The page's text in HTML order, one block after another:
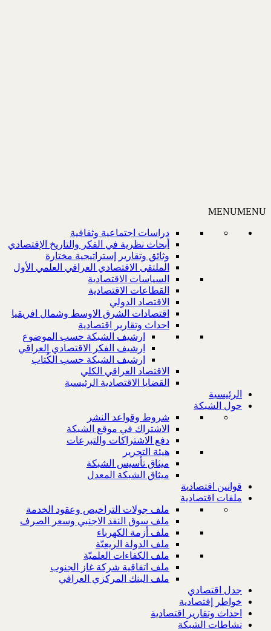
MENUMENU
دراسات اجتماعية وثقافية
أبحاث نظرية في الفكر والتاريخ الإقتصادي
وثائق وتقارير إستراتيجية مختارة
الملتقى الاقتصادي العراقي العلمي الأول
السياسات الاقتصادية
القطاعات الاقتصادية
الاقتصاد الدولي
اقتصادات الشرق الاوسط وشمال افريقيا
احداث وتقارير اقتصادية
ارشيف الشبكة حسب الموضوع
ارشيف الفكر الاقتصادي العراقي
ارشيف الشبكة حسب الكُتاب
الاقتصاد العراقي الكلي
القضايا الاقتصادية الرئيسية
الرئيسية
حول الشبكة
شروط وقواعد النشر
الاشتراك في موقع الشبكة
دفع الاشتراكات والتبرعات
هيئة التحرير
ميثاق تأسيس الشبكة
ميثاق الشبكة المعدل
قوانين اقتصادية
ملفات اقتصادية
ملف جولات التراخيص وعقود الخدمة
ملف سوق النقد الاجنبي وسعر الصرف
ملف أزمة الكهرباء
ملف الدولة الريعيّة
ملف الكفاءات العلميّة
ملف اتفاقية شركة غاز الجنوب
ملف البنك المركزي العراقي
جدل اقتصادي
خواطر إقتصادية
احداث وتقارير اقتصادية
نشاطات الشبكة